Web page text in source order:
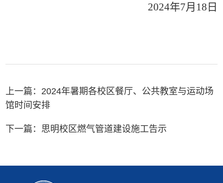
2024年7月18日
上一篇： 2024年暑期各校区餐厅、公共教室与运动场
馆时间安排
下一篇： 思明校区燃气管道建设施工告示